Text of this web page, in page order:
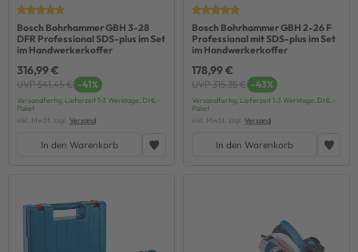
Bosch Bohrhammer GBH 3-28
DFR Professional SDS-plus im Set
im Handwerkerkoffer
316,99 €
UVP 541,45 € -41%
Versandfertig, Lieferzeit 1-3 Werktage, DHL-
Paket
inkl. MwSt. zzgl. Versand
In den Warenkorb
Bosch Bohrhammer GBH 2-26 F
Professional mit SDS-plus im Set
im Handwerkerkoffer
178,99 €
UVP 315,35 € -43%
Versandfertig, Lieferzeit 1-3 Werktage, DHL-
Paket
inkl. MwSt. zzgl. Versand
In den Warenkorb